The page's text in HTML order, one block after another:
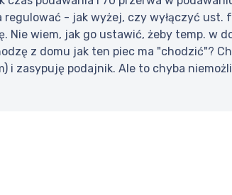
- jak wyżej, czy wyłączyć ust.
Nie wiem, jak go ustawić, żeby temp. w
z domu jak ten piec ma "chodzić"?
i zasypuję podajnik. Ale to chyba